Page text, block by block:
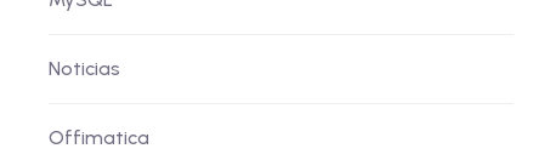
Noticias
Offimatica